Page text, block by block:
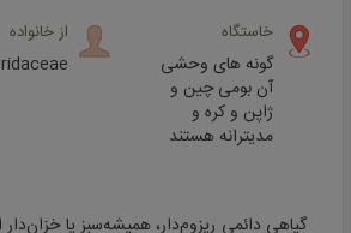
از خانواده خاستگاه
گونه های وحشی
آن بومی چین و
ژاپن و کره و
مدیترانه هستند
گیاهی دائمی ریزوم‌دار، همیشه‌سبز یا